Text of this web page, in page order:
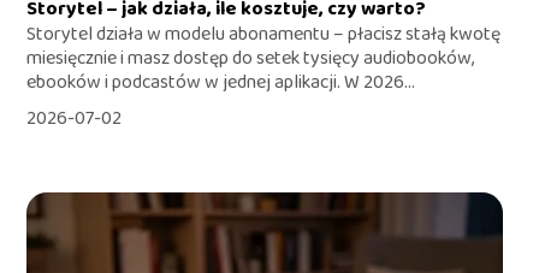
Storytel – jak działa, ile kosztuje, czy warto?
Storytel działa w modelu abonamentu – płacisz stałą kwotę
miesięcznie i masz dostęp do setek tysięcy audiobooków,
ebooków i podcastów w jednej aplikacji. W 2026...
2026-07-02